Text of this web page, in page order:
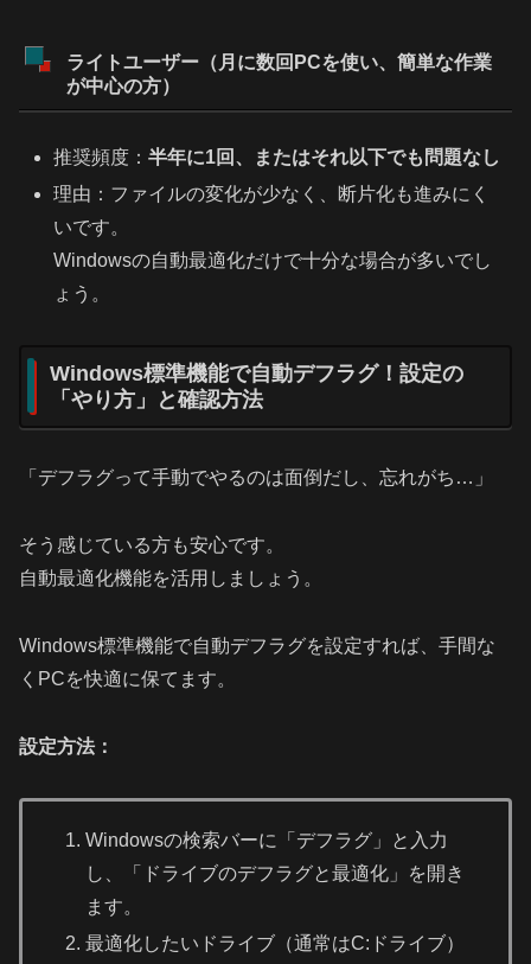
ライトユーザー（月に数回PCを使い、簡単な作業
が中心の方）
推奨頻度：半年に1回、またはそれ以下でも問題なし
理由：ファイルの変化が少なく、断片化も進みにく
いです。
Windowsの自動最適化だけで十分な場合が多いでし
ょう。
Windows標準機能で自動デフラグ！設定の
「やり方」と確認方法
「デフラグって手動でやるのは面倒だし、忘れがち…」
そう感じている方も安心です。
自動最適化機能を活用しましょう。
Windows標準機能で自動デフラグを設定すれば、手間な
くPCを快適に保てます。
設定方法：
Windowsの検索バーに「デフラグ」と入力
し、「ドライブのデフラグと最適化」を開き
ます。
最適化したいドライブ（通常はC:ドライブ）